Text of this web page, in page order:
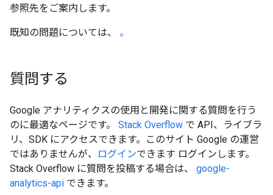
参照先をご案内します。
既知の問題については、 。
質問する
Google アナリティクスの使用と開発に関する質問を行う
のに最適なページです。 Stack Overflow で API、ライブラ
リ、SDK にアクセスできます。このサイト Google の運営
ではありませんが、
ログインできます ログインします。
Stack Overflow に質問を投稿する場合は、 google-
analytics-api できます。